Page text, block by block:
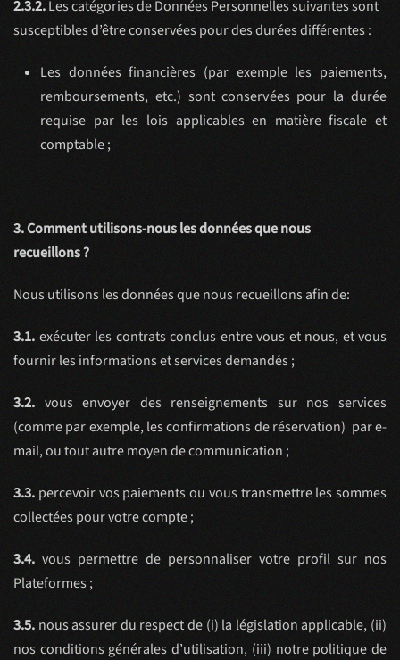
2.3.2.Les catégories de Données Personnelles suivantes sont
susceptibles d’être conservées pour des durées différentes :
Les données financières (par exemple les paiements,
remboursements, etc.) sont conservées pour la durée
requise par les lois applicables en matière fiscale et
comptable ;
3. Comment utilisons-nous les données que nous
recueillons ?
Nous utilisons les données que nous recueillons afin de:
3.1. exécuter les contrats conclus entre vous et nous, et vous
fournir les informations et services demandés ;
3.2. vous envoyer des renseignements sur nos services
(comme par exemple, les confirmations de réservation) par e-
mail, ou tout autre moyen de communication ;
3.3. percevoir vos paiements ou vous transmettre les sommes
collectées pour votre compte ;
3.4. vous permettre de personnaliser votre profil sur nos
Plateformes ;
3.5. nous assurer du respect de (i) la législation applicable, (ii)
nos conditions générales d’utilisation, (iii) notre politique de